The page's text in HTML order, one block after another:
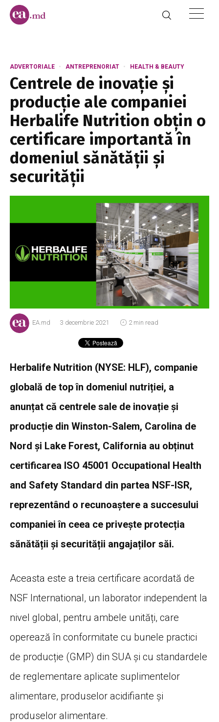
ADVERTORIALE ANTREPRENORIAT HEALTH & BEAUTY
Centrele de inovație și
producție ale companiei
Herbalife Nutrition obțin o
certificare importantă în
domeniul sănătății și
securității
EA.md 3 decembrie 2021 2 min read
Herbalife Nutrition (NYSE: HLF), companie
globală de top în domeniul nutriției, a
anunțat că centrele sale de inovație și
producție din Winston-Salem, Carolina de
Nord și Lake Forest, California au obținut
certificarea ISO 45001 Occupational Health
and Safety Standard din partea NSF-ISR,
reprezentând o recunoaștere a succesului
companiei în ceea ce privește protecția
sănătății și securității angajaților săi.
Aceasta este a treia certificare acordată de
NSF International, un laborator independent la
nivel global, pentru ambele unități, care
operează în conformitate cu bunele practici
de producție (GMP) din SUA și cu standardele
de reglementare aplicate suplimentelor
alimentare, produselor acidifiante și
produselor alimentare.